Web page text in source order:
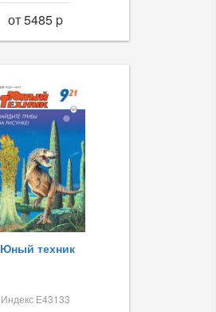
от 5485 p
Юный техник
Индекс Е43133